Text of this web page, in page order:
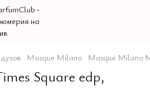
Masque Milano Masque Milano
Square edp,